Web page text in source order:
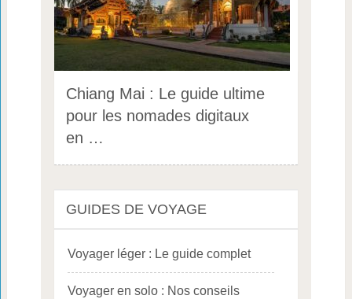
Chiang Mai : Le guide ultime
pour les nomades digitaux
en …
GUIDES DE VOYAGE
Voyager léger : Le guide complet
Voyager en solo : Nos conseils